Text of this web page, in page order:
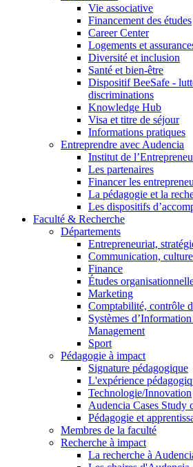
Vie associative
Financement des études
Career Center
Logements et
Diversité et inclusion
Santé et bien-être
Dispositif BeeSafe -
discriminations
Knowledge Hub
Visa et titre de séjour
Informations pratiques
Entreprendre avec Audencia
Institut de
Les partenaires
Financer les
La pédagogie et la
Les dispositifs
Faculté & Recherche
Départements
Entrepreneuriat,
Communication,
Finance
Études
Marketing
Comptabilité, contrôle
Systèmes
Management
Sport
Pédagogie à impact
Signature pédagogique
L'expérience
Technologie/Innovation
Audencia Cases Study
Pédagogie et
Membres de la faculté
Recherche à impact
La recherche à